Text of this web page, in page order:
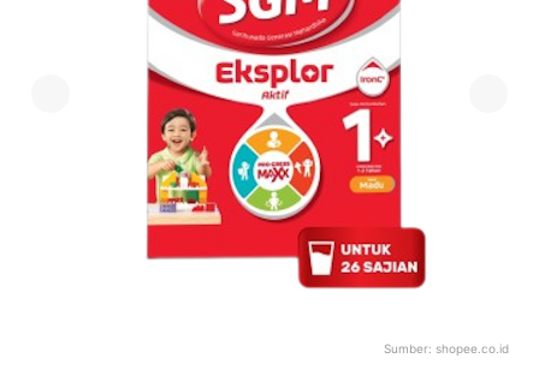
Sumber: shopee.co.id